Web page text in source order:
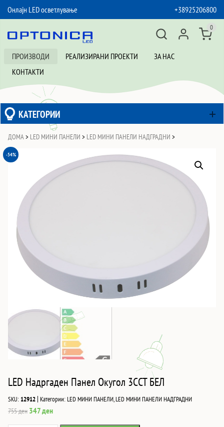
Онлајн LED осветлување
+38925206800
ПРОИЗВОДИ РЕАЛИЗИРАНИ ПРОЕКТИ
ЗА НАС
КОНТАКТИ
0
КАТЕГОРИИ
ДОМА > LED МИНИ ПАНЕЛИ > LED МИНИ ПАНЕЛИ НАДГРАДНИ >
-54%
LED Надргаден Панел Окугол 3CCT БЕЛ
SKU:12912 | Категории:LED МИНИ ПАНЕЛИ,LED МИНИ ПАНЕЛИ НАДГРАДНИ
755ден Original
347денCurrent